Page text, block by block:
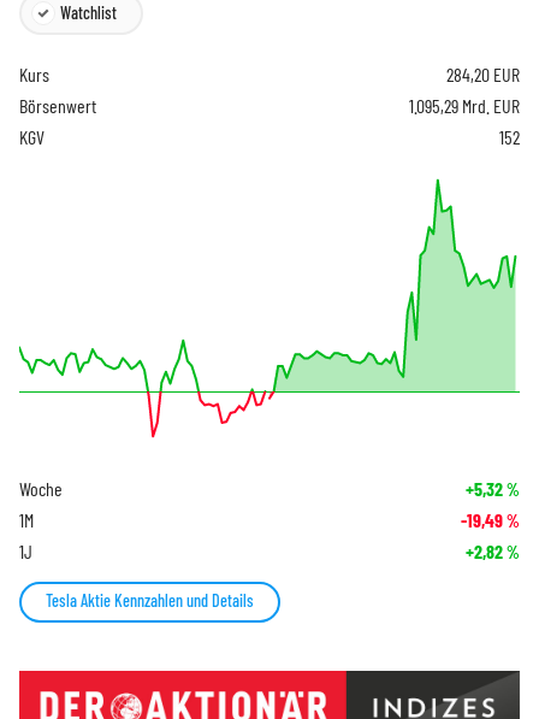
Watchlist
Kurs 284,20 EUR
Börsenwert
1.095,29 Mrd. EUR
KGV
152
Woche +5,32%
1M -19,49%
1J +2,82%
Tesla Aktie Kennzahlen und Details